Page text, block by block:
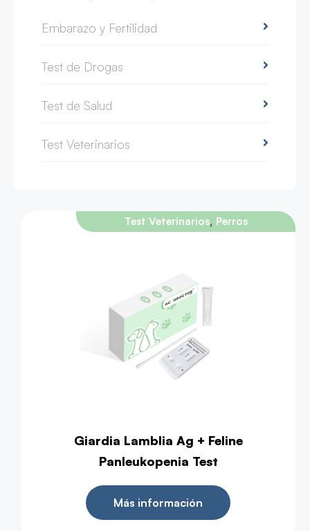
Embarazo y Fertilidad
Test de Drogas
Test de Salud
Test Veterinarios
Test Veterinarios, Perros
Giardia Lamblia Ag + Feline
Panleukopenia Test
Más información